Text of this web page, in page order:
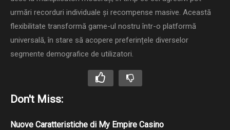
urmări recorduri individuale și recompense masive. Această
flexibilitate transformă game-ul nostru într-o platformă
universală, în stare să acopere preferințele diverselor
segmente demografice de utilizatori.
Don't Miss:
Nuove Caratteristiche di My Empire Casino